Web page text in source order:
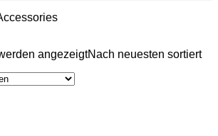
angezeigtNach neuesten sortiert